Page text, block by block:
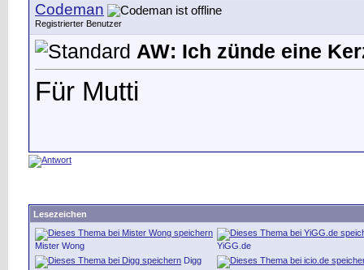
Codeman
Registrierter Benutzer
AW: Ich zünde eine
Für Mutti
Lesezeichen
Mister Wong
YiGG.de
Digg